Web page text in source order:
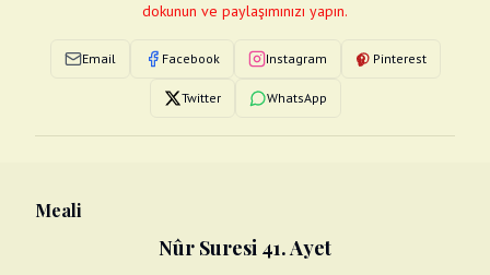
dokunun ve paylaşımınızı yapın.
Email Facebook Instagram Pinterest
Twitter WhatsApp
Meali
Nûr Suresi 41. Ayet